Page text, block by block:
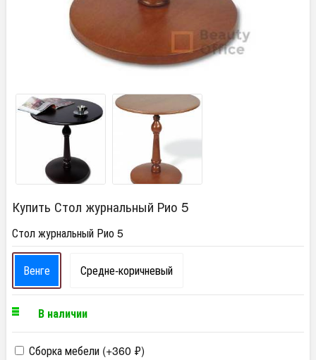
Купить Стол журнальный Рио 5
Стол журнальный Рио 5
Венге Средне-коричневый
В наличии
Сборка мебели (+360 ₽)